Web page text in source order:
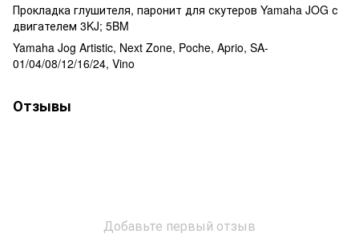
Прокладка глушителя, паронит для скутеров Yamaha JOG с
двигателем 3KJ; 5BM
Yamaha Jog Artistic, Next Zone, Poche, Aprio, SA-
01/04/08/12/16/24, Vino
Отзывы
Добавьте первый отзыв